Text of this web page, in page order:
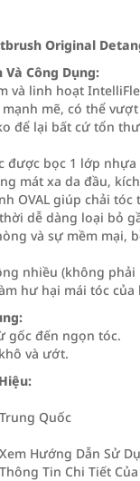
Original
Và Công Dụng:
và linh hoạt
mẽ, có thể
để lại bất cứ tổn
được bọc 1 lớp
mát xa da đầu,
OVAL giúp chải
dễ dàng loại bỏ
và sự mềm mại,
nhiều (không phải
hư hại mái tóc của
gốc đến ngọn tóc.
và ướt.
Trung Quốc
Xem Hướng Dẫn Sử
Thông Tin Chi Tiết